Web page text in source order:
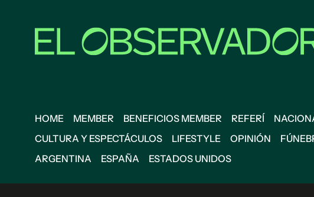
HOME MEMBER BENEFICIOS MEMBER REFERÍ
CULTURA Y ESPECTÁCULOS
LIFESTYLE OPINIÓN
ARGENTINA
ESPAÑA ESTADOS UNIDOS